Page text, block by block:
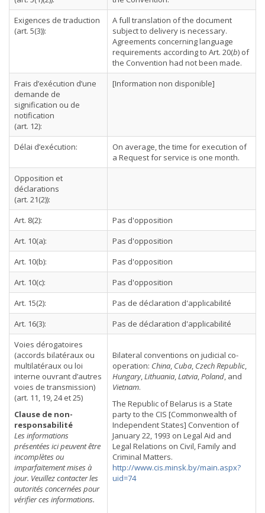
Exigences de traduction
(art. 5(3)):
A full translation of the document
subject to delivery is necessary.
Agreements concerning language
requirements according to Art. 20(b) of
the Convention had not been made.
Frais d’exécution d’une
demande de
signification ou de
notification
(art. 12):
[Information non disponible]
Délai d’exécution:
On average, the time for execution of
a Request for service is one month.
Opposition et
déclarations
(art. 21(2)):
Art. 8(2):
Pas d'opposition
Art. 10(a):
Pas d'opposition
Art. 10(b):
Pas d'opposition
Art. 10(c):
Pas d'opposition
Art. 15(2):
Pas de déclaration d'applicabilité
Art. 16(3):
Pas de déclaration d'applicabilité
Voies dérogatoires
(accords bilatéraux ou
multilatéraux ou loi
interne ouvrant d’autres
voies de transmission)
(art. 11, 19, 24 et 25)
Clause de non-
responsabilité
Les informations
présentées ici peuvent être
incomplètes ou
imparfaitement mises à
jour. Veuillez contacter les
autorités concernées pour
vérifier ces informations.
Bilateral conventions on judicial co-
operation: China, Cuba, Czech Republic,
Hungary,Lithuania,Latvia,Poland, and
Vietnam.
The Republic of Belarus is a State
party to the CIS [Commonwealth of
Independent States] Convention of
January 22, 1993 on Legal Aid and
Legal Relations on Civil, Family and
Criminal Matters.
http://www.cis.minsk.by/main.aspx?
uid=74